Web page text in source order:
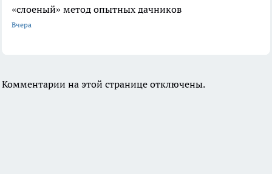
«слоеный» метод опытных дачников
Вчера
Комментарии на этой странице отключены.